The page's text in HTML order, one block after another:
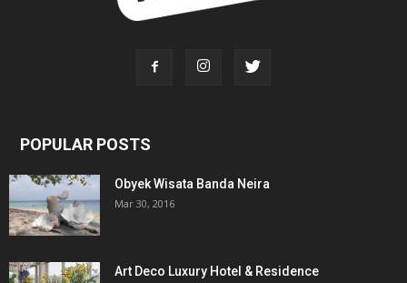
POPULAR POSTS
Obyek Wisata Banda Neira
Mar 30, 2016
Art Deco Luxury Hotel & Residence